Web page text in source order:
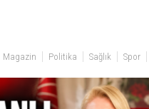
Magazin Politika Sağlık Spor